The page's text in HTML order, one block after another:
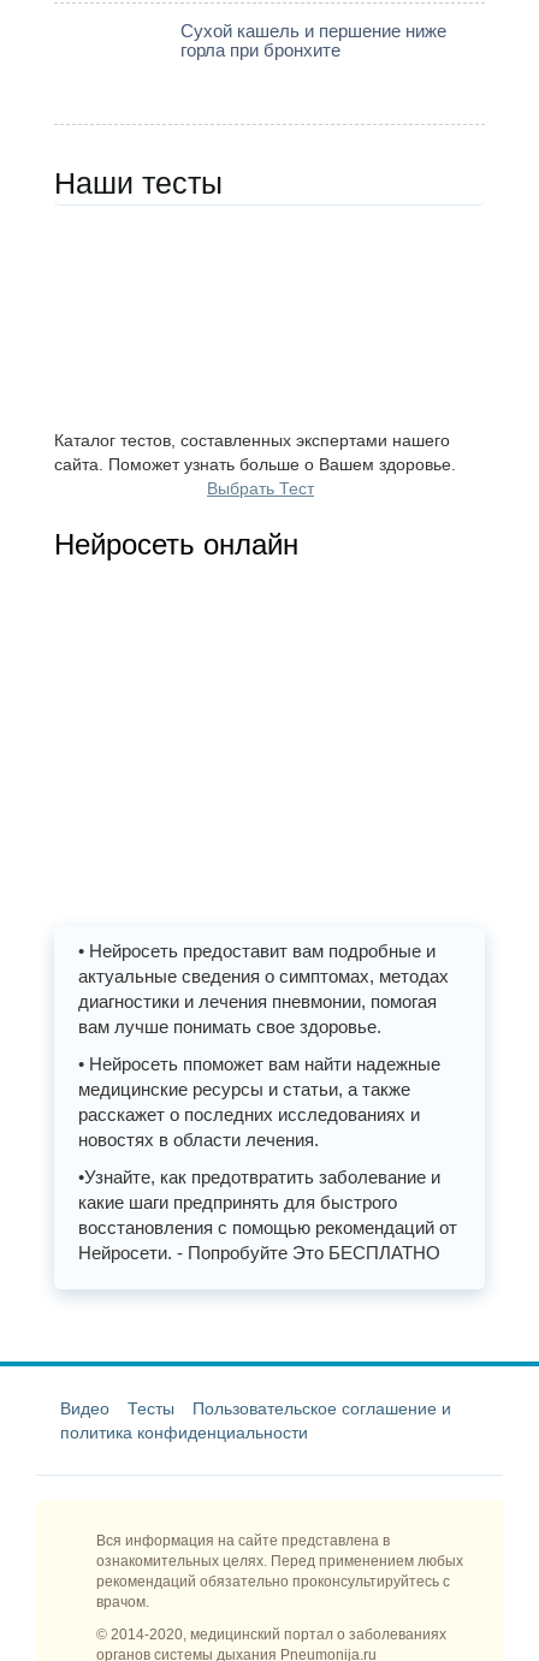
Сухой кашель и першение ниже
горла при бронхите
Наши тесты
Каталог тестов, составленных экспертами нашего
сайта. Поможет узнать больше о Вашем здоровье.
Выбрать Тест
Нейросеть онлайн
• Нейросеть предоставит вам подробные и
актуальные сведения о симптомах, методах
диагностики и лечения пневмонии, помогая
вам лучше понимать свое здоровье.
• Нейросеть ппоможет вам найти надежные
медицинские ресурсы и статьи, а также
расскажет о последних исследованиях и
новостях в области лечения.
•Узнайте, как предотвратить заболевание и
какие шаги предпринять для быстрого
восстановления с помощью рекомендаций от
Нейросети. - Попробуйте Это БЕСПЛАТНО
Видео Тесты
Пользовательское соглашение и
политика конфиденциальности
Вся информация на сайте представлена в
ознакомительных целях. Перед применением любых
рекомендаций обязательно проконсультируйтесь с
врачом.
© 2014-2020, медицинский портал о заболеваниях
органов системы дыхания Pneumonija.ru